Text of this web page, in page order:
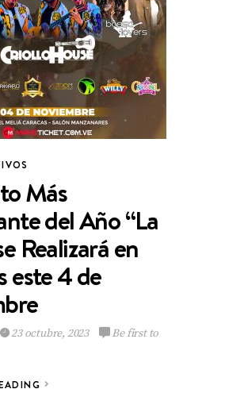
Más
del Año “La
Realizará en
este 4 de
23 octubre, 2023
Be first to